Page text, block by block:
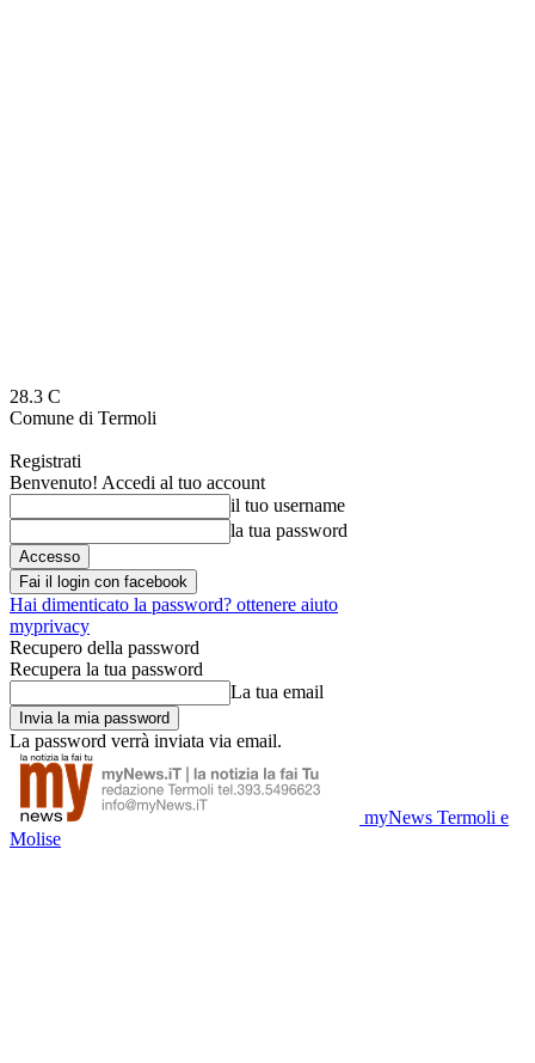
28.3 C
Comune di Termoli
Registrati
Benvenuto! Accedi al tuo account
il tuo username
la tua password
Fai il login con facebook
Hai dimenticato la password? ottenere aiuto
myprivacy
Recupero della password
Recupera la tua password
La tua email
La password verrà inviata via email.
myNews Termoli e
Molise